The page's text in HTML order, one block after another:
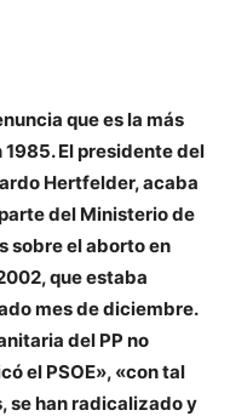
que es la más
El presidente del
Hertfelder, acaba
del Ministerio de
sobre el aborto en
que estaba
mes de diciembre.
del PP no
el PSOE», «con tal
se han radicalizado y